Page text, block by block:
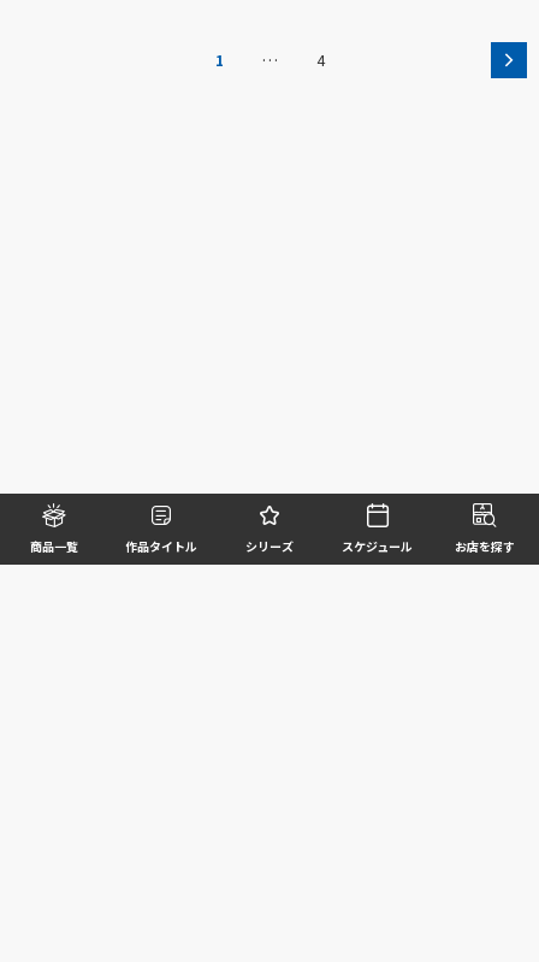
商品一覧 作品タイトル シリーズ スケジュール お店を探す
1 … 4